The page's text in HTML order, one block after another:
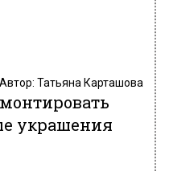
Татьяна Карташова
украшения